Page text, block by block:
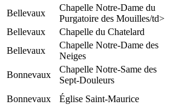
Bellevaux
Chapelle Notre-Dame du
Purgatoire des Mouilles/td>
Bellevaux
Chapelle du Chatelard
Bellevaux
Chapelle Notre-Dame des
Neiges
Bonnevaux
Chapelle Notre-Same des
Sept-Douleurs
Bonnevaux Église Saint-Maurice